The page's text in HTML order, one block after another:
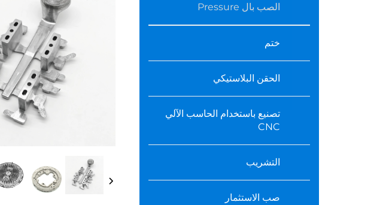
الصب بال Pressure
ختم
الحقن البلاستيكي
تصنيع باستخدام الحاسب الآلي
CNC
التشريب
صب الاستثمار